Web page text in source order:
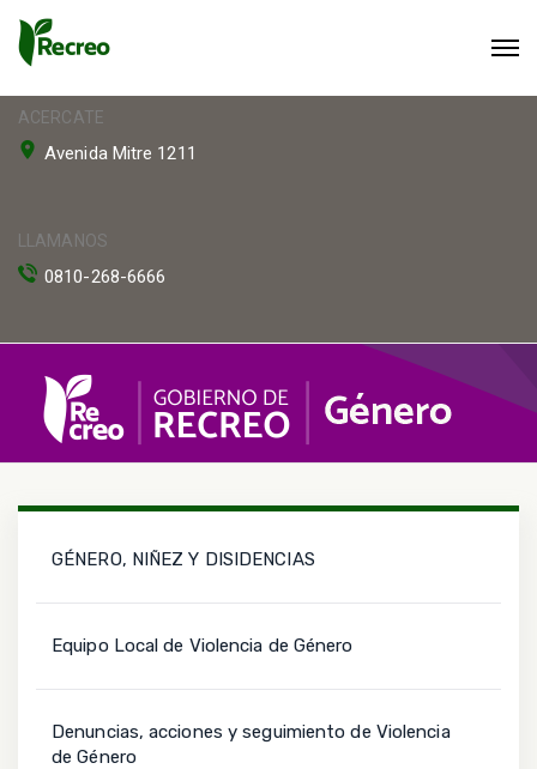
ACERCATE
Avenida Mitre 1211
LLAMANOS
0810-268-6666
GÉNERO, NIÑEZ Y DISIDENCIAS
Equipo Local de Violencia de Género
Denuncias, acciones y seguimiento de Violencia
de Género